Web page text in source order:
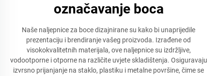
označavanje boca
Naše naljepnice za boce dizajnirane su kako bi unaprijedile
prezentaciju i brendiranje vašeg proizvoda. Izrađene od
visokokvalitetnih materijala, ove naljepnice su izdržljive,
vodootporne i otporne na različite uvjete skladištenja. Osiguravaju
izvrsno prijanjanje na staklo, plastiku i metalne površine, čime se